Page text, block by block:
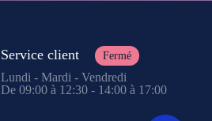
Service client Fermé
Lundi - Mardi - Vendredi
De 09:00 à 12:30 - 14:00 à 17:00